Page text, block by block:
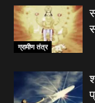
ग्रामीण तंत्र